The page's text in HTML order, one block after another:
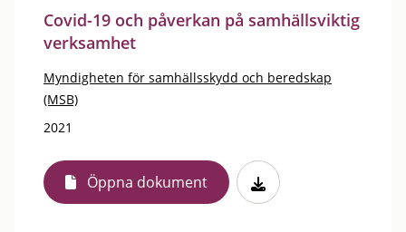
Covid-19 och påverkan på samhällsviktig
verksamhet
Myndigheten för samhällsskydd och beredskap
(MSB)
2021
Öppna dokument